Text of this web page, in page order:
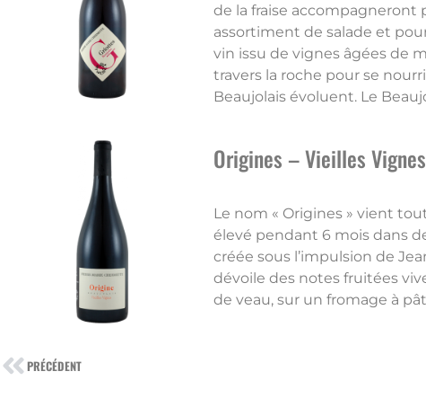
de la fraise accompagneront
assortiment de salade et
vin issu de vignes âgées de
travers la roche pour se
Beaujolais évoluent. Le
Origines – Vieilles Vignes
Le nom « Origines » vient
élevé pendant 6 mois dans
créée sous l’impulsion de
dévoile des notes fruitées
de veau, sur un fromage à
PRÉCÉDENT